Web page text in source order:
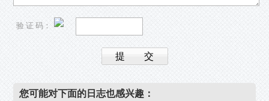
验 证 码：
您可能对下面的日志也感兴趣：